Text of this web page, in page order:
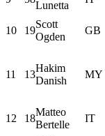
Lunetta
10 19
Scott
Ogden
GB
11 13
Hakim
Danish
MY
12 18
Matteo
Bertelle
IT